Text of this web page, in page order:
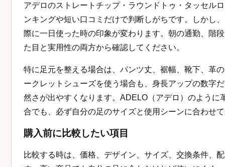
アデロのストレートチップ・ラウンドトゥ・タッセル
ンキングや短い口コミだけで判断しがちです。しかし
際に一日使った時の印象が変わります。朝の通勤、階
た目と実用性の両方から確認してください。
特に足元を整える場合は、パンツ丈、裾幅、靴下、革
ークレットシューズを使う場合も、身長アップの数字
然さが出やすくなります。ADELO（アデロ）のよう
合でも、必ず自分の足のサイズと使用シーンに合わせ
購入前に比較したい項目
比較する時は、価格、デザイン、サイズ、交換条件、